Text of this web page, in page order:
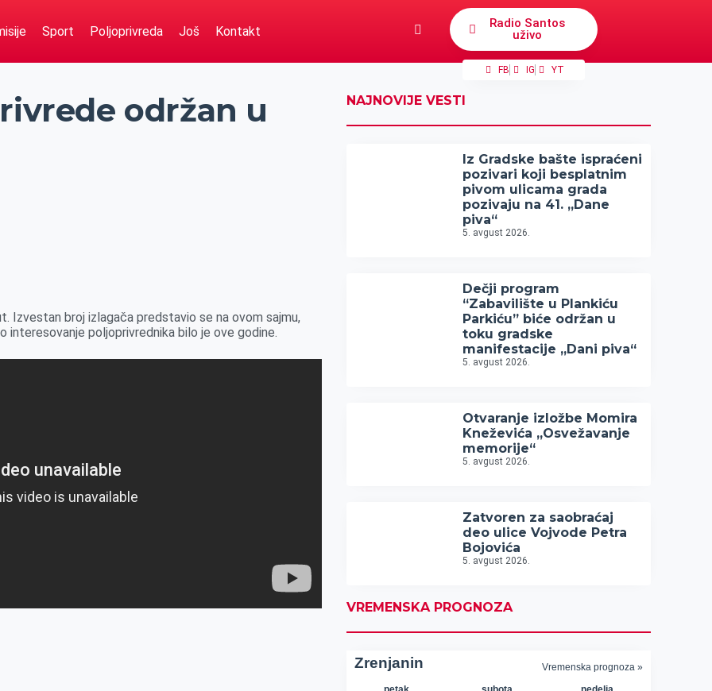
Sport Poljoprivreda Još Kontakt
Radio Santos
uživo
FB IG YT
održan u
Izvestan broj izlagača predstavio se na ovom sajmu,
poljoprivrednika bilo je ove godine.
NAJNOVIJE VESTI
Iz Gradske bašte ispraćeni
pozivari koji besplatnim
pivom ulicama grada
pozivaju na 41. „Dane
piva“
5. avgust 2026.
Dečji program
“Zabavilište u Plankiću
Parkiću” biće održan u
toku gradske
manifestacije „Dani piva“
5. avgust 2026.
Otvaranje izložbe Momira
Kneževića „Osvežavanje
memorije“
5. avgust 2026.
Zatvoren za saobraćaj
deo ulice Vojvode Petra
Bojovića
5. avgust 2026.
VREMENSKA PROGNOZA